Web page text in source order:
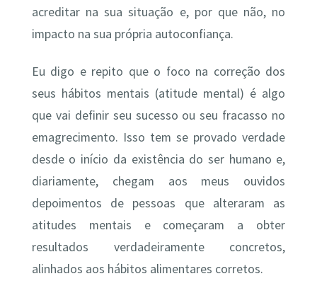
acreditar na sua situação e, por que não, no
impacto na sua própria autoconfiança.
Eu digo e repito que o foco na correção dos
seus hábitos mentais (atitude mental) é algo
que vai definir seu sucesso ou seu fracasso no
emagrecimento. Isso tem se provado verdade
desde o início da existência do ser humano e,
diariamente, chegam aos meus ouvidos
depoimentos de pessoas que alteraram as
atitudes mentais e começaram a obter
resultados verdadeiramente concretos,
alinhados aos hábitos alimentares corretos.